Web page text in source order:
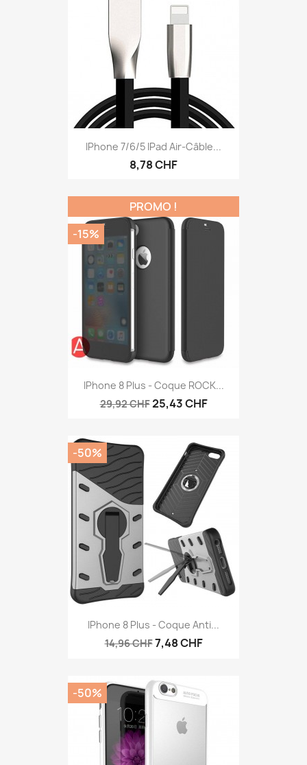
IPhone 7/6/5 IPad Air-Câble...
8,78 CHF
IPhone 8 Plus - Coque ROCK...
29,92 CHF25,43 CHF
PROMO !
-15%
IPhone 8 Plus - Coque Anti...
14,96 CHF7,48 CHF
-50%
-50%